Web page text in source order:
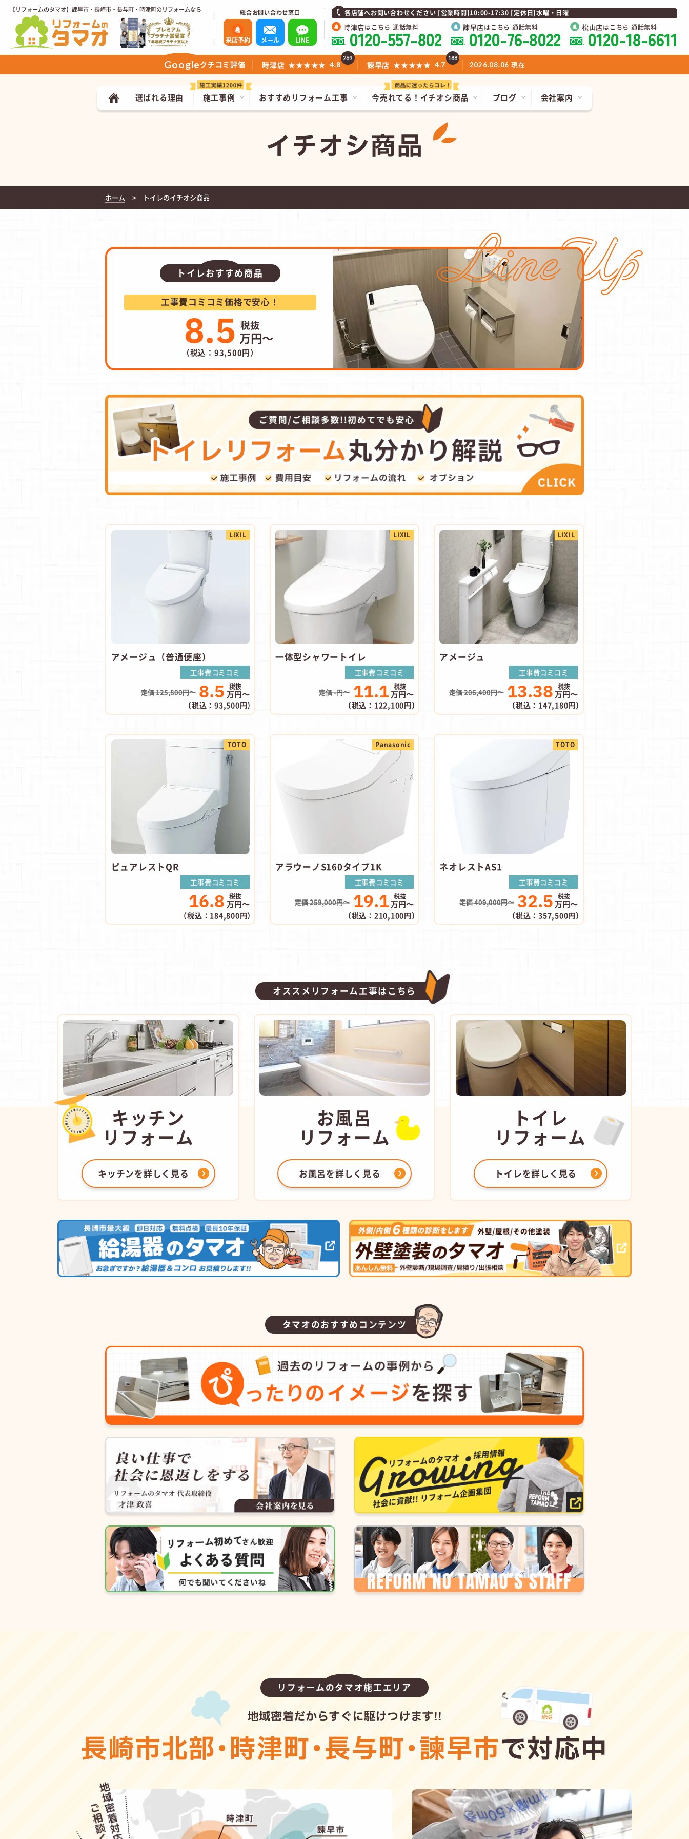
【リフォームのタマオ】諫早市・長崎市・長与町・時津町のリフォームなら 総合お問い合わせ窓口
来店予約 メール LINE
各店舗へお問い合わせください [営業時間]10:00-17:30 [定休日]水曜・日曜
時津店はこちら 通話無料
0120-557-802 諫早店はこちら 通話無料
0120-76-8022 松山店はこちら 通話無料
0120-18-6611
今売れてる！ イチオシ商品
施工事例 おすすめリフォーム工事
選ばれる理由 ブログ 会社案内
Googleクチコミ評価 時津店 ★★★★★ 4.8
269
諫早店 ★★★★★ 4.7
188
2026.08.06 現在
イチオシ商品
ホーム トイレのイチオシ商品
LineUp
トイレおすすめ商品
工事費コミコミ価格で安心！
8.5 万円～
（税込：93,500円）
LIXIL
アメージュ（普通便座）
工事費コミコミ
定価 125,800円〜 8.5 万円〜
（税込：93,500円）
LIXIL
一体型シャワートイレ
工事費コミコミ
定価 -円〜 11.1万円〜
（税込：122,100円）
LIXIL
アメージュ
工事費コミコミ
定価 206,400円〜 13.38 万円〜
（税込：147,180円）
TOTO
ピュアレストQR
工事費コミコミ
16.8 万円〜
（税込：184,800円）
Panasonic
アラウーノS160タイプ1K
工事費コミコミ
定価 259,000円〜 19.1万円〜
（税込：210,100円）
TOTO
ネオレストAS1
工事費コミコミ
定価 409,000円〜 32.5 万円〜
（税込：357,500円）
オススメリフォーム工事はこちら
キッチン
リフォーム
キッチンを詳しく見る
お風呂
リフォーム
お風呂を詳しく見る
トイレ
リフォーム
トイレを詳しく見る
タマオのおすすめコンテンツ
リフォームのタマオ施工エリア
地域密着だからすぐに駆けつけます!!
長崎市北部・時津町・長与町・諫早市で対応中